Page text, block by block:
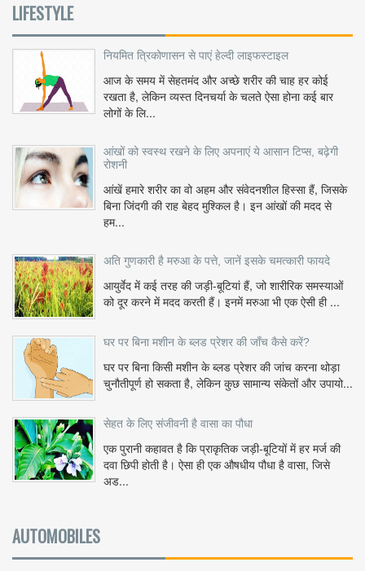
LIFESTYLE
नियमित त्रिकोणासन से पाएं हेल्दी लाइफस्टाइल
आज के समय में सेहतमंद और अच्छे शरीर की चाह हर कोई
रखता है, लेकिन व्यस्त दिनचर्या के चलते ऐसा होना कई बार
लोगों के लि...
आंखों को स्वस्थ रखने के लिए अपनाएं ये आसान टिप्स, बढ़ेगी
रोशनी
आंखें हमारे शरीर का वो अहम और संवेदनशील हिस्सा हैं, जिसके
बिना जिंदगी की राह बेहद मुश्किल है। इन आंखों की मदद से
हम...
अति गुणकारी है मरुआ के पत्ते, जानें इसके चमत्कारी फायदे
आयुर्वेद में कई तरह की जड़ी-बूटियां हैं, जो शारीरिक समस्याओं
को दूर करने में मदद करती हैं। इनमें मरुआ भी एक ऐसी ही ...
घर पर बिना मशीन के ब्लड प्रेशर की जाँच कैसे करें?
घर पर बिना किसी मशीन के ब्लड प्रेशर की जांच करना थोड़ा
चुनौतीपूर्ण हो सकता है, लेकिन कुछ सामान्य संकेतों और उपायो...
सेहत के लिए संजीवनी है वासा का पौधा
एक पुरानी कहावत है कि प्राकृतिक जड़ी-बूटियों में हर मर्ज की
दवा छिपी होती है। ऐसा ही एक औषधीय पौधा है वासा, जिसे
अड...
AUTOMOBILES